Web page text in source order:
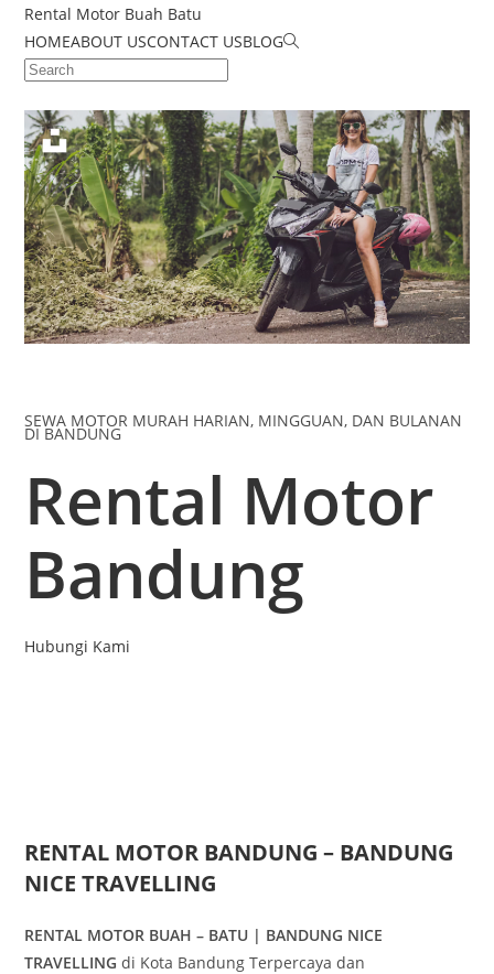
Rental Motor Buah Batu
HOMEABOUT USCONTACT USBLOG
SEWA MOTOR MURAH HARIAN, MINGGUAN, DAN BULANAN
DI BANDUNG
Rental Motor
Bandung
Hubungi Kami
RENTAL MOTOR BANDUNG – BANDUNG
NICE TRAVELLING
RENTAL MOTOR BUAH – BATU | BANDUNG NICE
TRAVELLING di Kota Bandung Terpercaya dan